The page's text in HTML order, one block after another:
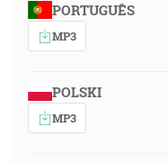
PORTUGUÊS
MP3
POLSKI
MP3